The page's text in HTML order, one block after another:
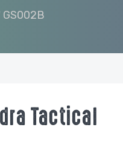
Tactical